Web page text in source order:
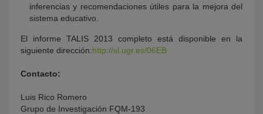
inferencias y recomendaciones útiles para la mejora del
sistema educativo.
El informe TALIS 2013 completo está disponible en la
siguiente dirección:http://sl.ugr.es/06EB
Contacto:
Luis Rico Romero
Grupo de Investigación FQM-193